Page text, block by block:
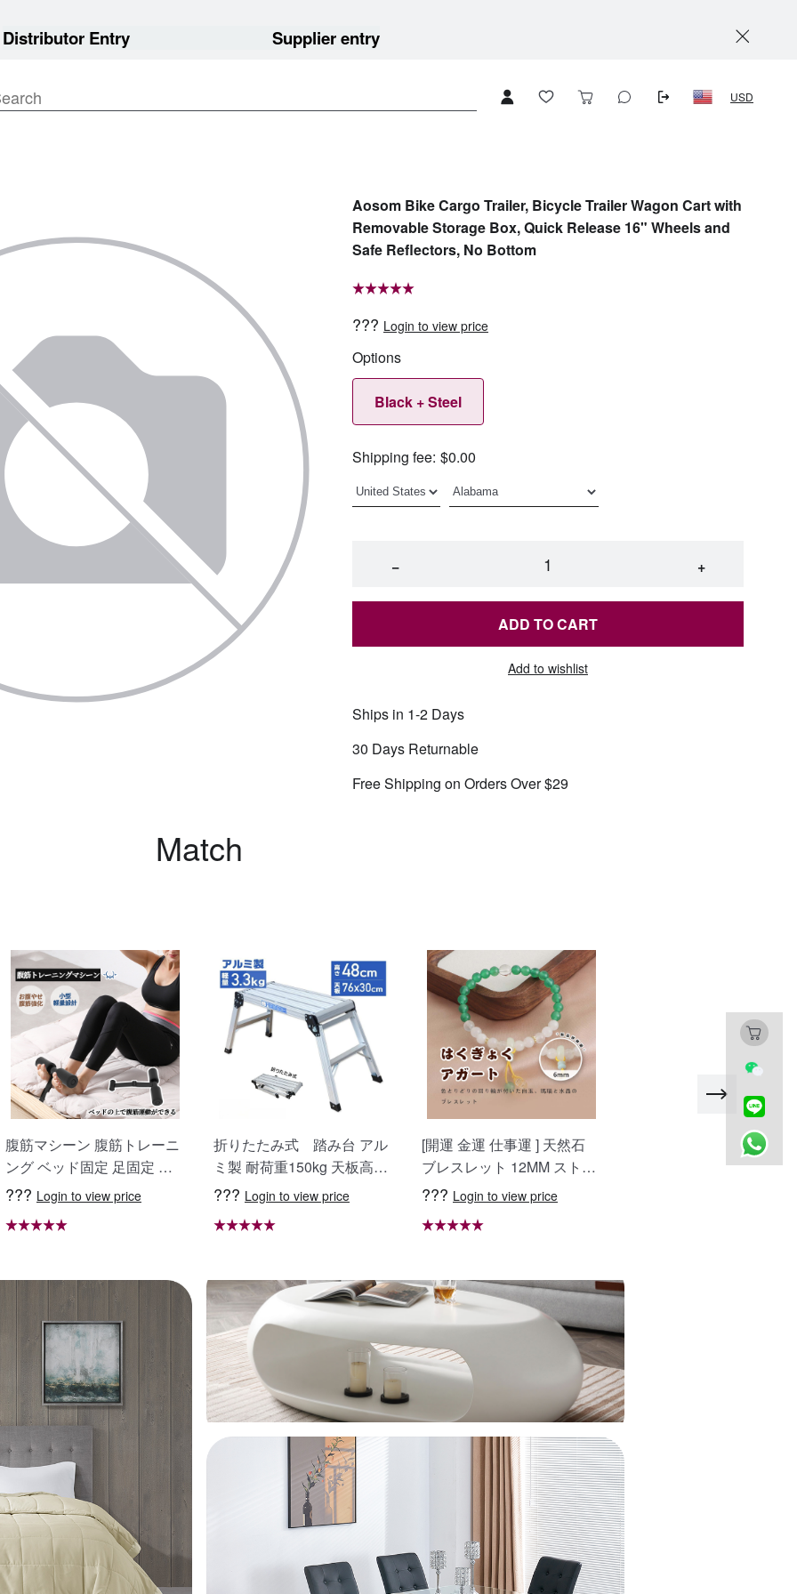
Distributor Entry Supplier entry
USD
Aosom Bike Cargo Trailer, Bicycle Trailer Wagon Cart with
Removable Storage Box, Quick Release 16" Wheels and
Safe Reflectors, No Bottom
??? Login to view price
Options
Black + Steel
Shipping fee: $0.00
− +
ADD TO CART
Add to wishlist
Ships in 1-2 Days
30 Days Returnable
Free Shipping on Orders Over $29
Match
腹筋マシーン 腹筋トレーニ
ング ベッド固定 足固定 腹
筋器具 腹筋マシン 足を押さ
ング器具 エクササイズ ダイ
1-R
??? Login to view price
折りたたみ式 踏み台 アル
ミ製 耐荷重150kg 天板高さ
48cm 足場 作業台 洗車台 ア
しご ハシゴ 梯子 アルミ 作
折りたたみ コンパクト 軽量
踏台 760mm X0689940
??? Login to view price
[開運 金運 仕事運 ] 天然石
ブレスレット 12MM ストロ
ベリークォーツ 天然石ブレ
レスレッ スアクセサリー W
??? Login to view price
おしゃべりなバイザー 高
質ラフィア帽子 レディー